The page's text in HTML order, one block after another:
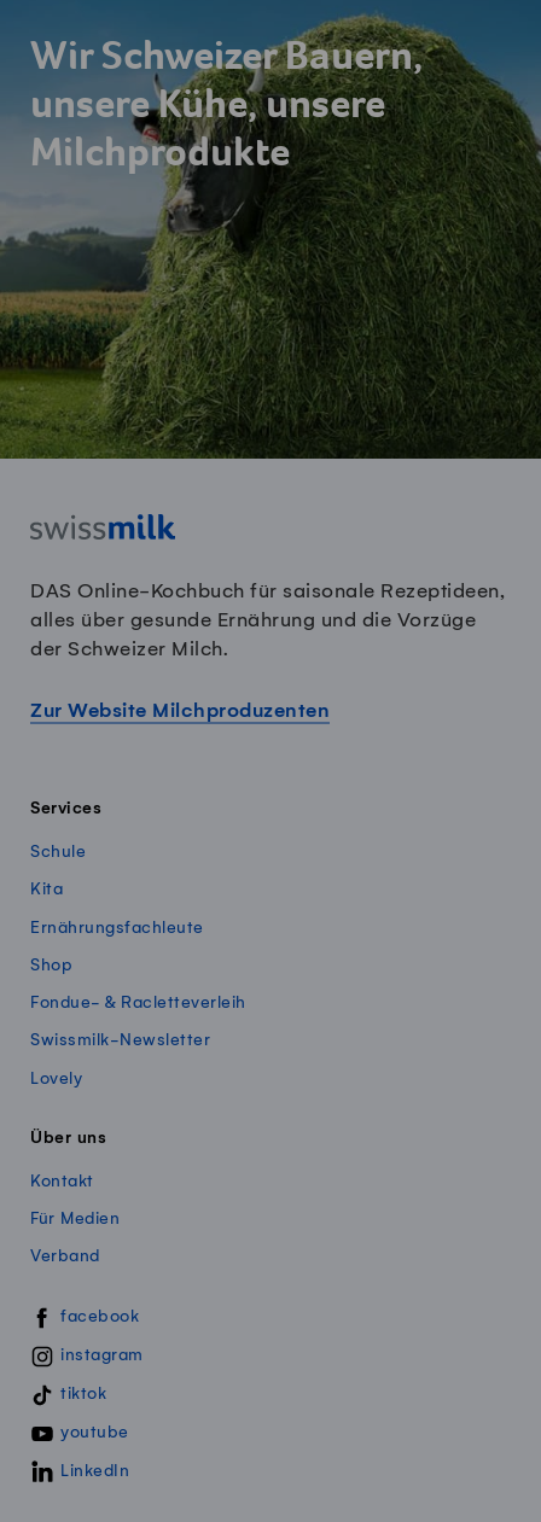
Wir Schweizer Bauern,
unsere Kühe, unsere
Milchprodukte
DAS Online-Kochbuch für saisonale Rezeptideen,
alles über gesunde Ernährung und die Vorzüge
der Schweizer Milch.
Zur Website Milchproduzenten
Services
Schule
Kita
Ernährungsfachleute
Shop
Fondue- & Racletteverleih
Swissmilk-Newsletter
Lovely
Über uns
Kontakt
Für Medien
Verband
Swissmillk auf Social Media
facebook
instagram
tiktok
youtube
LinkedIn